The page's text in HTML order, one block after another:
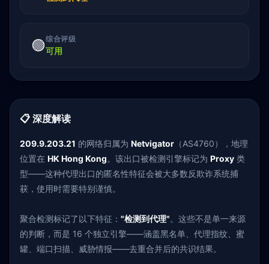
🟢综合评级
可用
📋 深度解读
209.9.203.21 的网络归属为 Netvigator （AS4760），地理
位置在 HK Hong Kong。该出口被检测引擎标记为 Proxy 类
型——这种代理出口的匿名性特征会被大多数反欺诈系统捕
获，使用时需要特别谨慎。
聚合检测标记了以下特征： "检测到代理"。这些不是单一来源
的判断，而是 16 个独立引擎——涵盖黑名单、代理指纹、蜜
罐、端口扫描、威胁情报——去重合并后的共识结果。